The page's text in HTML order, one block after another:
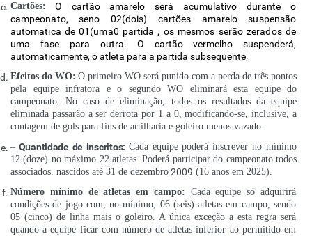
Cartões:
O cartão amarelo será acumulativo durante o
campeonato, seno 02(dois) cartões amarelo suspensão
automatica de 01(uma0 partida , os mesmos serão zerados de
uma fase para outra. O cartão vermelho suspenderá,
automaticamente, o atleta para a partida subsequente.
Efeitos do WO: O primeiro WO será punido com a perda de três pontos
pela equipe infratora e o segundo WO eliminará esta equipe do
campeonato. No caso de eliminação, todos os resultados da equipe
eliminada passarão a ser derrota por 1 a 0, modificando-se, inclusive, a
contagem de gols para fins de artilharia e goleiro menos vazado.
– Quantidade de inscritos: Cada equipe poderá inscrever no mínimo
12 (doze) no máximo 22 atletas. Poderá participar do campeonato todos
associados. nascidos até 31 de dezembro 2009 (16 anos em 2025).
Número mínimo de atletas em campo: Cada equipe só adquirirá
condições de jogo com, no mínimo, 06 (seis) atletas em campo, sendo
05 (cinco) de linha mais o goleiro. A única exceção a esta regra será
quando a equipe ficar com número de atletas inferior ao permitido em